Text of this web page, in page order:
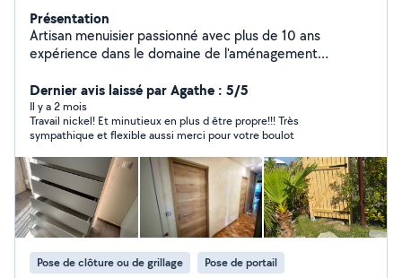
Présentation
Artisan menuisier passionné avec plus de 10 ans
expérience dans le domaine de l'aménagement
Dernier avis laissé par Agathe : 5/5
Il y a 2 mois
Travail nickel! Et minutieux en plus d être propre!!! Très
sympathique et flexible aussi merci pour votre boulot
Pose de clôture ou de grillage Pose de portail